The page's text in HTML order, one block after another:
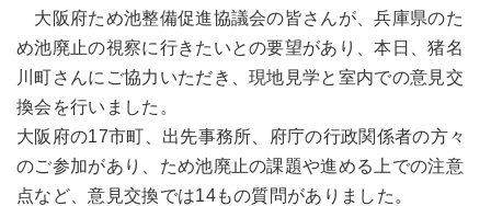
大阪府ため池整備促進協議会の皆さんが、兵庫県のた
め池廃止の視察に行きたいとの要望があり、本日、猪名
川町さんにご協力いただき、現地見学と室内での意見交
換会を行いました。
大阪府の17市町、出先事務所、府庁の行政関係者の方々
のご参加があり、ため池廃止の課題や進める上での注意
点など、意見交換では14もの質問がありました。